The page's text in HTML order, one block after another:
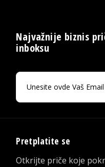
Najvažnije biznis
inboksu
Pretplatite se
Otkrijte priče koje